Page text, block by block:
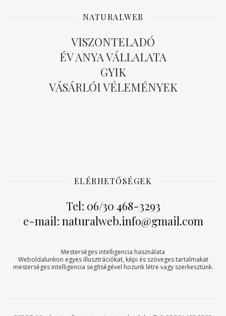
NATURALWEB
VISZONTELADÓ
ÉV ANYA VÁLLALATA
GYIK
VÁSÁRLÓI VÉLEMÉNYEK
ELÉRHETŐSÉGEK
Tel: 06/30 468-3293
e-mail: naturalweb.info@gmail.com
Mesterséges intelligencia használata
Weboldalunkon egyes illusztrációkat, képi és szöveges tartalmakat
mesterséges intelligencia segítségével hozunk létre vagy szerkesztünk.